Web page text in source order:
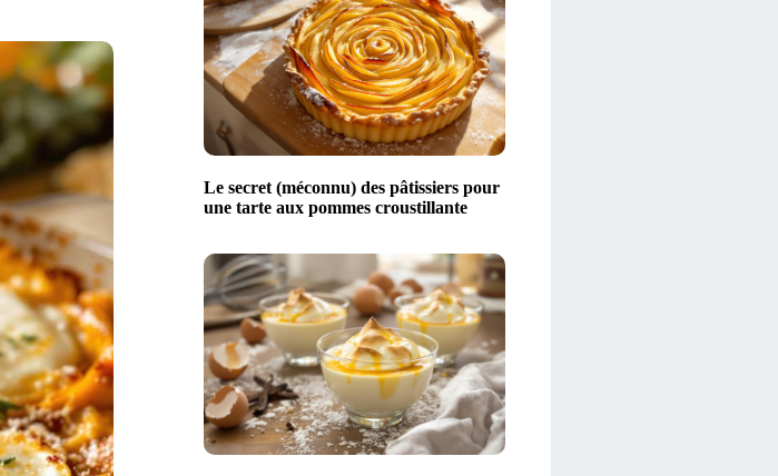
Le secret (méconnu) des pâtissiers pour
une tarte aux pommes croustillante